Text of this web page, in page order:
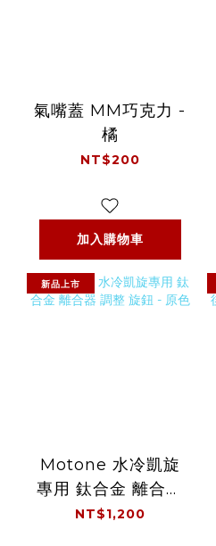
氣嘴蓋 MM巧克力 -
橘
NT$200
加入購物車
新品上市
Motone 水冷凱旋
專用 鈦合金 離合器
調整 旋鈕 - 原色
NT$1,200